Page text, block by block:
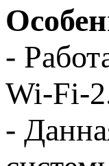
-
Wi-Fi-
-